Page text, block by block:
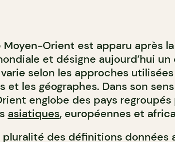
Moyen-Orient est apparu après
et désigne aujourd’hui
selon les approches
et les géographes. Dans son
englobe des pays regroupés
asiatiques, européennes et
pluralité des définitions données